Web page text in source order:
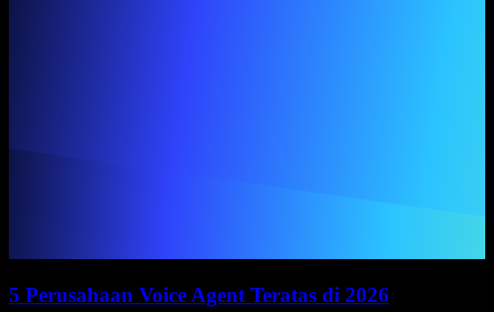
5 Perusahaan Voice Agent Teratas di 2026